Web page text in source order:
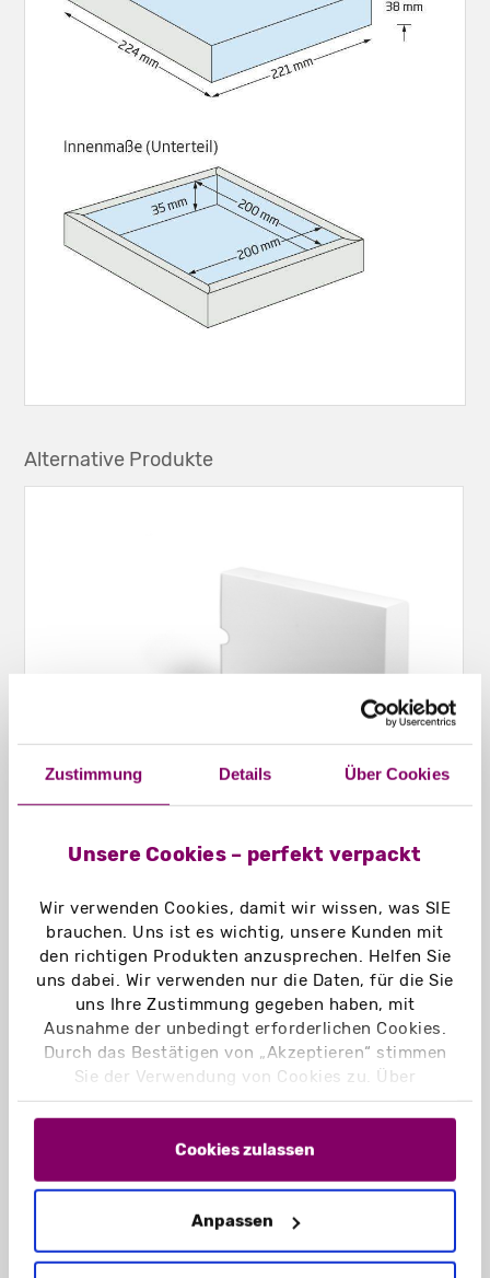
Zustimmung Details Über Cookies
Unsere Cookies – perfekt verpackt
Wir verwenden Cookies, damit wir wissen, was SIE
brauchen. Uns ist es wichtig, unsere Kunden mit
den richtigen Produkten anzusprechen. Helfen Sie
uns dabei. Wir verwenden nur die Daten, für die Sie
uns Ihre Zustimmung gegeben haben, mit
Ausnahme der unbedingt erforderlichen Cookies.
Durch das Bestätigen von „Akzeptieren“ stimmen
Sie der Verwendung von Cookies zu. Über
„Einstellungen“ können Sie auswählen, welche
Cookies Sie zulassen. Hier finden Sie unser
und unsereDatenschutzerklärung
Cookies zulassen
Anpassen
Alternative Produkte